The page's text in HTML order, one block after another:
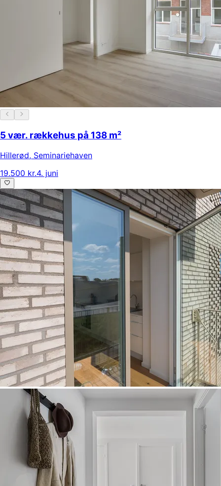
5 vær. rækkehus på 138 m²
Hillerød, Seminariehaven
19.500 kr.4. juni